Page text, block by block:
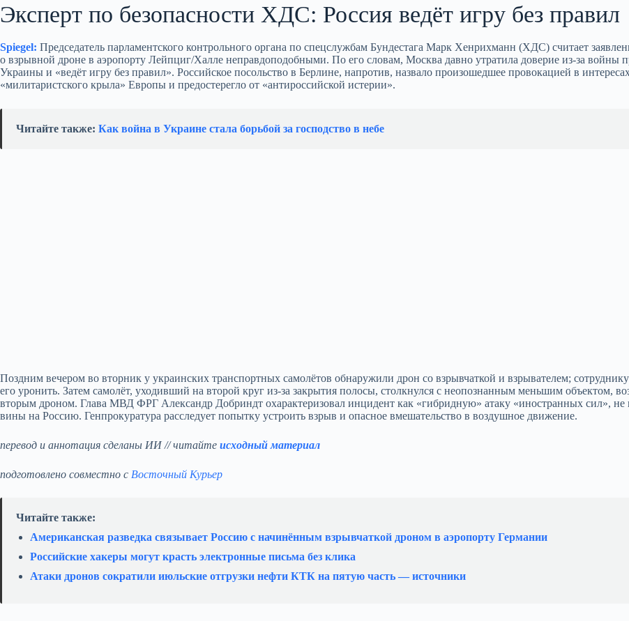
Эксперт по безопасности ХДС: Россия ведёт игру без правил
Spiegel: Председатель парламентского контрольного органа по спецслужбам Бундестага Марк Хенрихманн (ХДС) считает
о взрывной дроне в аэропорту Лейпциг/Халле неправдоподобными. По его словам, Москва давно утратила доверие из‑за войны
Украины и «ведёт игру без правил». Российское посольство в Берлине, напротив, назвало произошедшее провокацией в
«милитаристского крыла» Европы и предостерегло от «антироссийской истерии».
Читайте также: Как война в Украине стала борьбой за господство в небе
Поздним вечером во вторник у украинских транспортных самолётов обнаружили дрон со взрывчаткой и взрывателем; сотруднику
его уронить. Затем самолёт, уходивший на второй круг из‑за закрытия полосы, столкнулся с неопознанным меньшим объектом,
вторым дроном. Глава МВД ФРГ Александр Добриндт охарактеризовал инцидент как «гибридную» атаку «иностранных сил», не
вины на Россию. Генпрокуратура расследует попытку устроить взрыв и опасное вмешательство в воздушное движение.
перевод и аннотация сделаны ИИ // читайте исходный материал
подготовлено совместно с Восточный Курьер
Читайте также:
Американская разведка связывает Россию с начинённым взрывчаткой дроном в аэропорту Германии
Российские хакеры могут красть электронные письма без клика
Атаки дронов сократили июльские отгрузки нефти КТК на пятую часть — источники